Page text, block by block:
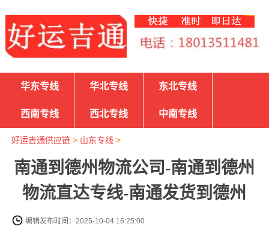
华东专线 华北专线 东北专线
西南专线 西北专线 中南专线
好运吉通供应链> 山东专线 >
南通到德州物流公司-南通到德州
物流直达专线-南通发货到德州
编辑发布时间：2025-10-04 16:25:00